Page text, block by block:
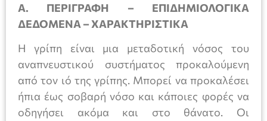
Α. ΠΕΡΙΓΡΑΦΗ – ΕΠΙΔΗΜΙΟΛΟΓΙΚΑ
ΔΕΔΟΜΕΝΑ – ΧΑΡΑΚΤΗΡΙΣΤΙΚΑ
Η γρίπη είναι μια μεταδοτική νόσος του
αναπνευστικού συστήματος προκαλούμενη
από τον ιό της γρίπης. Μπορεί να προκαλέσει
ήπια έως σοβαρή νόσο και κάποιες φορές να
οδηγήσει ακόμα και στο θάνατο. Οι